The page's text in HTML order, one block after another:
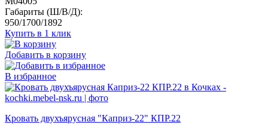
Габариты (Ш/В/Д):
950/1700/1892
Купить в 1 клик
Добавить в корзину
В избранное
Кровать двухъярусная "Каприз-22" КПР.22